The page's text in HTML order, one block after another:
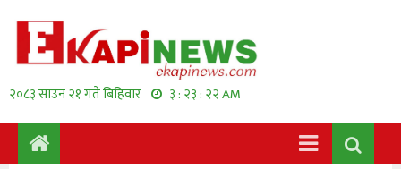
२०८३ साउन २१ गते बिहिवार ३ : २३ : २३ AM